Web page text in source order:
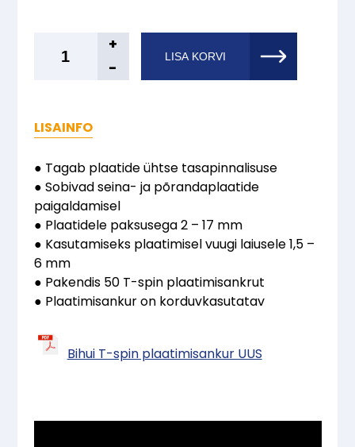
50tk
+
-
LISA KORVI
LISAINFO
● Tagab plaatide ühtse tasapinnalisuse
● Sobivad seina- ja põrandaplaatide
paigaldamisel
● Plaatidele paksusega 2 – 17 mm
● Kasutamiseks plaatimisel vuugi laiusele 1,5 –
6 mm
● Pakendis 50 T-spin plaatimisankrut
● Plaatimisankur on korduvkasutatav
Bihui T-spin plaatimisankur UUS